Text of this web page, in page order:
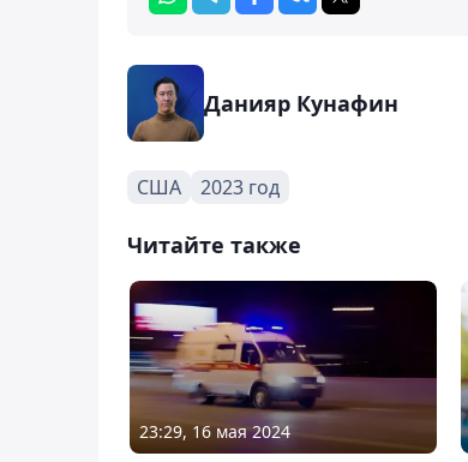
Данияр Кунафин
США 2023 год
Читайте также
23:29, 16 мая 2024